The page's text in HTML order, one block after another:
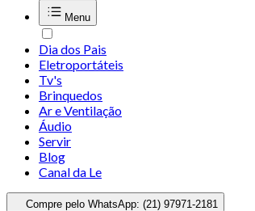
Menu
Dia dos Pais
Eletroportáteis
Tv's
Brinquedos
Ar e Ventilação
Áudio
Servir
Blog
Canal da Le
Compre pelo WhatsApp: (21) 97971-2181